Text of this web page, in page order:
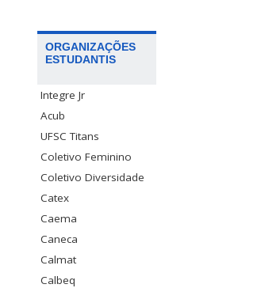
ORGANIZAÇÕES
ESTUDANTIS
Integre Jr
Acub
UFSC Titans
Coletivo Feminino
Coletivo Diversidade
Catex
Caema
Caneca
Calmat
Calbeq